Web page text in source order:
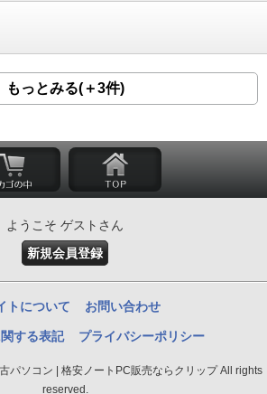
もっとみる(＋3件)
ようこそ ゲストさん
新規会員登録
トについて お問い合わせ
する表記 プライバシーポリシー
パソコン | 格安ノートPC販売ならクリップ All rights
reserved.